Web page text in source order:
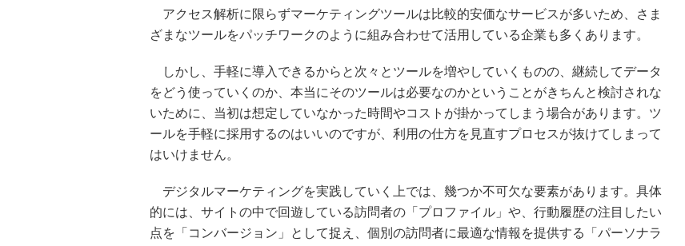
アクセス解析に限らずマーケティングツールは比較的安価なサービスが多いため、さま
ざまなツールをパッチワークのように組み合わせて活用している企業も多くあります。
しかし、手軽に導入できるからと次々とツールを増やしていくものの、継続してデータ
をどう使っていくのか、本当にそのツールは必要なのかということがきちんと検討されな
いために、当初は想定していなかった時間やコストが掛かってしまう場合があります。ツ
ールを手軽に採用するのはいいのですが、利用の仕方を見直すプロセスが抜けてしまって
はいけません。
デジタルマーケティングを実践していく上では、幾つか不可欠な要素があります。具体
的には、サイトの中で回遊している訪問者の「プロファイル」や、行動履歴の注目したい
点を「コンバージョン」として捉え、個別の訪問者に最適な情報を提供する「パーソナラ